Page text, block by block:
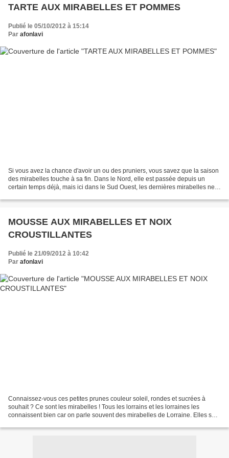
TARTE AUX MIRABELLES ET POMMES
Publié le 05/10/2012 à 15:14
Par afonlavi
Si vous avez la chance d'avoir un ou des pruniers, vous savez que la saison
des mirabelles touche à sa fin. Dans le Nord, elle est passée depuis un
certain temps déjà, mais ici dans le Sud Ouest, les dernières mirabelles ne
MOUSSE AUX MIRABELLES ET NOIX
CROUSTILLANTES
Publié le 21/09/2012 à 10:42
Par afonlavi
Connaissez-vous ces petites prunes couleur soleil, rondes et sucrées à
souhait ? Ce sont les mirabelles ! Tous les lorrains et les lorraines les
connaissent bien car on parle souvent des mirabelles de Lorraine. Elles sont